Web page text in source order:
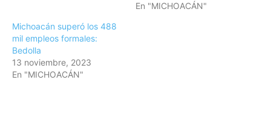
En "MICHOACÁN"
Michoacán superó los 488
mil empleos formales:
Bedolla
13 noviembre, 2023
En "MICHOACÁN"